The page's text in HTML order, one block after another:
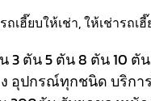
รถเฮี๊ยบให้เช่า,ให้เช่ารถเฮี๊
3 ตัน 5 ตัน 8 ตัน 10
ง อุปกรณ์ทุกชนิดบริกา